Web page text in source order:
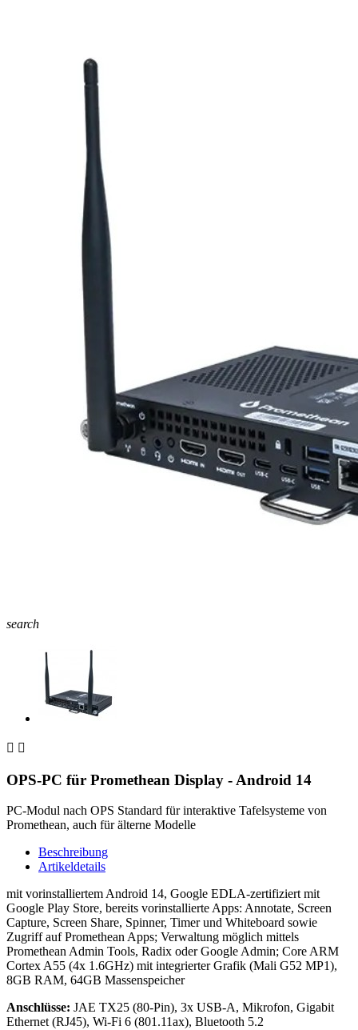
search
 
OPS-PC für Promethean Display - Android 14
PC-Modul nach OPS Standard für interaktive Tafelsysteme von
Promethean, auch für älterne Modelle
Beschreibung
Artikeldetails
mit vorinstalliertem Android 14, Google EDLA-zertifiziert mit
Google Play Store, bereits vorinstallierte Apps: Annotate, Screen
Capture, Screen Share, Spinner, Timer und Whiteboard sowie
Zugriff auf Promethean Apps; Verwaltung möglich mittels
Promethean Admin Tools, Radix oder Google Admin; Core ARM
Cortex A55 (4x 1.6GHz) mit integrierter Grafik (Mali G52 MP1),
8GB RAM, 64GB Massenspeicher
Anschlüsse: JAE TX25 (80-Pin), 3x USB-A, Mikrofon, Gigabit
Ethernet (RJ45), Wi-Fi 6 (801.11ax), Bluetooth 5.2